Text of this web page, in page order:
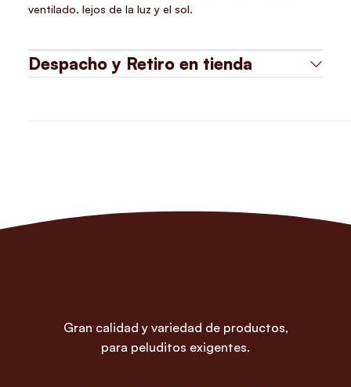
ventilado, lejos de la luz y el sol.
Despacho y Retiro en tienda
Gran calidad y variedad de productos,
para peluditos exigentes.